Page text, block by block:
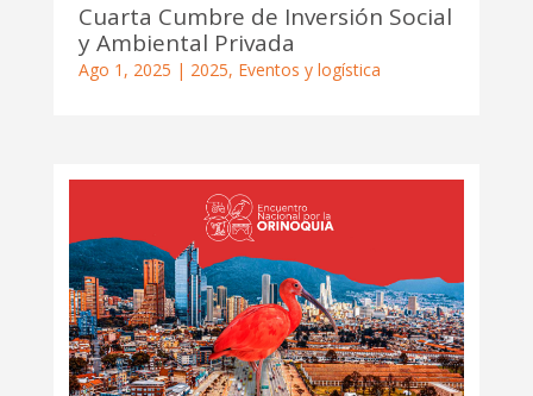
Cuarta Cumbre de Inversión Social
y Ambiental Privada
Ago 1, 2025 | 2025, Eventos y logística